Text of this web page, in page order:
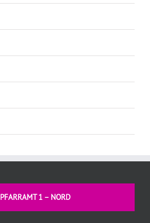
PFARRAMT 1 – NORD